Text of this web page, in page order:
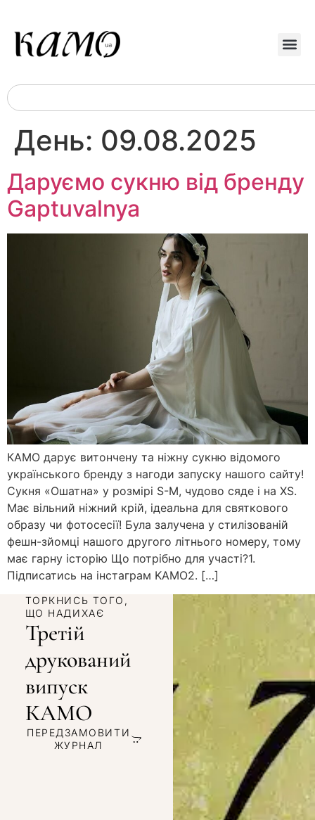
День: 09.08.2025
Даруємо сукню від бренду
Gaptuvalnya
КАМО дарує витончену та ніжну сукню відомого
українського бренду з нагоди запуску нашого сайту!
Сукня «Ошатна» у розмірі S-M, чудово сяде і на XS.
Має вільний ніжний крій, ідеальна для святкового
образу чи фотосесії! Була залучена у стилізованій
фешн-зйомці нашого другого літнього номеру, тому
має гарну історію Що потрібно для участі?1.
Підписатись на інстаграм KAMO2. […]
ТОРКНИСЬ ТОГО,
ЩО НАДИХАЄ
Третій
друкований
випуск
КАМО
ПЕРЕДЗАМОВИТИ
ЖУРНАЛ